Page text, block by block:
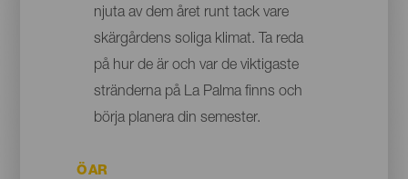
njuta av dem året runt tack vare
skärgårdens soliga klimat. Ta reda
på hur de är och var de viktigaste
stränderna på La Palma finns och
börja planera din semester.
ÖAR